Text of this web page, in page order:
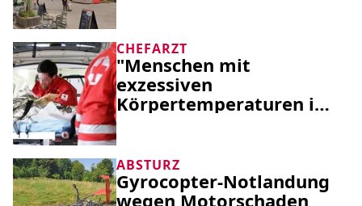
CHEFARZT
"Menschen mit
exzessiven
Körpertemperaturen im
ABSTURZ
Gyrocopter-Notlandung
wegen Motorschaden